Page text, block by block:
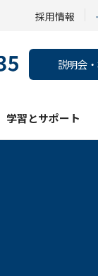
採用情報
説明会
学習とサポート